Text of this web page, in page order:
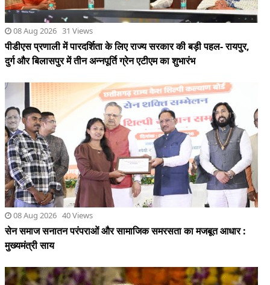
08 Aug 2026 40 Views
सेन समाज सनातन परंपराओं और सामाजिक समरसता का मजबूत आधार :
मुख्यमंत्री साय